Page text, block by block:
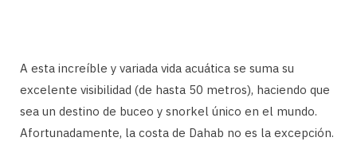
A esta increíble y variada vida acuática se suma su
excelente visibilidad (de hasta 50 metros), haciendo que
sea un destino de buceo y snorkel único en el mundo.
Afortunadamente, la costa de Dahab no es la excepción.